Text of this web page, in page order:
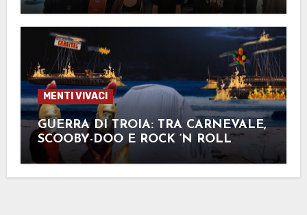
MENTI VIVACI
GUERRA DI TROIA: TRA CARNEVALE,
SCOOBY-DOO E ROCK ‘N ROLL